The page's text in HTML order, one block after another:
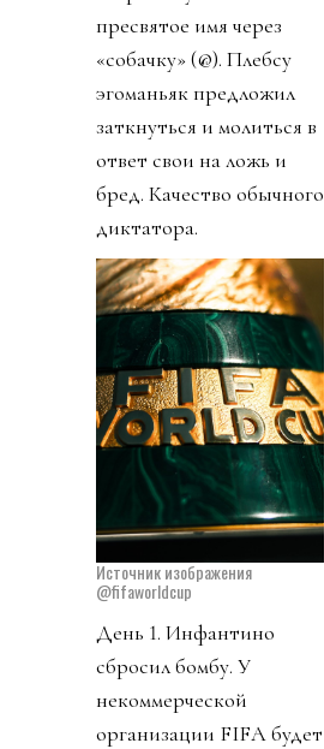
пресвятое имя через
«собачку» (@). Плебсу
эгоманьяк предложил
заткнуться и молиться в
ответ свои на ложь и
бред. Качество обычного
диктатора.
Источник изображения
@fifaworldcup
День 1. Инфантино
сбросил бомбу. У
некоммерческой
организации FIFA будет